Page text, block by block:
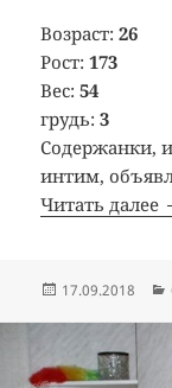
Возраст:26
Рост:173
Вес:54
грудь:3
Содержанки,
интим,
Читать далее
Опубликовано
17.09.2018